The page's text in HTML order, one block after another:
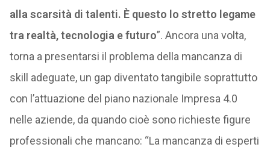
alla scarsità di talenti. È questo lo stretto legame
tra realtà, tecnologia e futuro”. Ancora una volta,
torna a presentarsi il problema della mancanza di
skill adeguate, un gap diventato tangibile soprattutto
con l’attuazione del piano nazionale Impresa 4.0
nelle aziende, da quando cioè sono richieste figure
professionali che mancano: “La mancanza di esperti